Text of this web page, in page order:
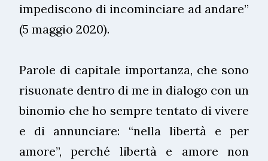
impediscono di incominciare ad andare”
(5 maggio 2020).
Parole di capitale importanza, che sono
risuonate dentro di me in dialogo con un
binomio che ho sempre tentato di vivere
e di annunciare: “nella libertà e per
amore”, perché libertà e amore non